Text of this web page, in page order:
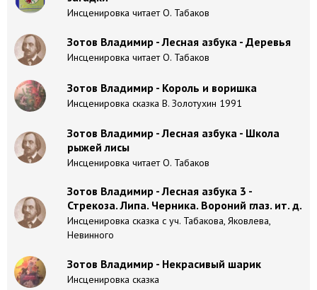
Инсценировка читает О. Табаков
Зотов Владимир - Лесная азбука - Деревья
Инсценировка читает О. Табаков
Зотов Владимир - Король и воришка
Инсценировка сказка В. Золотухин 1991
Зотов Владимир - Лесная азбука - Школа
рыжей лисы
Инсценировка читает О. Табаков
Зотов Владимир - Лесная азбука 3 -
Стрекоза. Липа. Черника. Вороний глаз. ит. д.
Инсценировка сказка с уч. Табакова, Яковлева,
Невинного
Зотов Владимир - Некрасивый шарик
Инсценировка сказка